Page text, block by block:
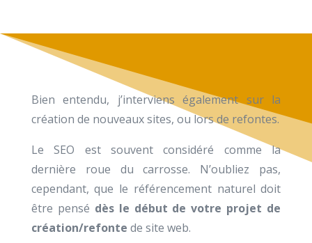
Bien entendu, j’interviens également sur la
création de nouveaux sites, ou lors de refontes.
Le SEO est souvent considéré comme la
dernière roue du carrosse. N’oubliez pas,
cependant, que le référencement naturel doit
être pensé dès le début de votre projet de
création/refonte de site web.